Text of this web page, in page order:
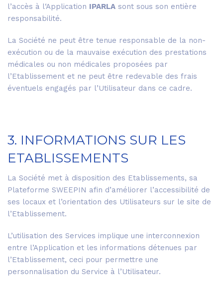
l’accès à l‘Application IPARLA sont sous son entière
responsabilité.
La Société ne peut être tenue responsable de la non-
exécution ou de la mauvaise exécution des prestations
médicales ou non médicales proposées par
l’Etablissement et ne peut être redevable des frais
éventuels engagés par l’Utilisateur dans ce cadre.
3. INFORMATIONS SUR LES
ETABLISSEMENTS
La Société met à disposition des Etablissements, sa
Plateforme SWEEPIN afin d’améliorer l’accessibilité de
ses locaux et l’orientation des Utilisateurs sur le site de
l’Etablissement.
L’utilisation des Services implique une interconnexion
entre l’Application et les informations détenues par
l’Etablissement, ceci pour permettre une
personnalisation du Service à l’Utilisateur.